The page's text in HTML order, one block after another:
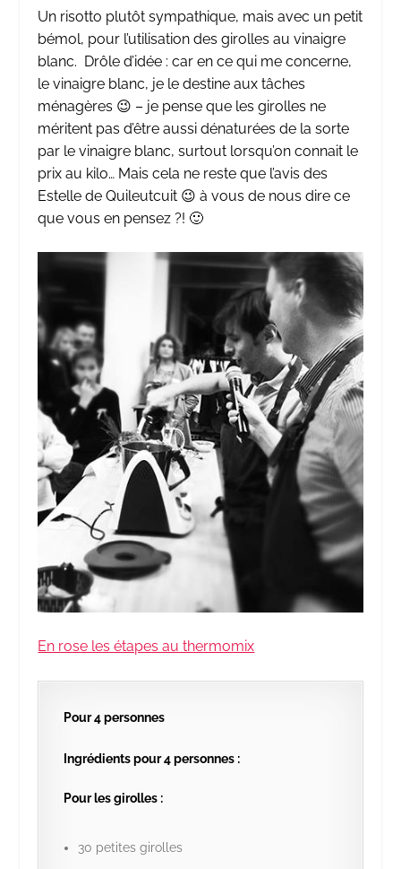
Un risotto plutôt sympathique, mais avec un petit
bémol, pour l’utilisation des girolles au vinaigre
blanc. Drôle d’idée : car en ce qui me concerne,
le vinaigre blanc, je le destine aux tâches
ménagères 😉 – je pense que les girolles ne
méritent pas d’être aussi dénaturées de la sorte
par le vinaigre blanc, surtout lorsqu’on connait le
prix au kilo… Mais cela ne reste que l’avis des
Estelle de Quileutcuit 😉 à vous de nous dire ce
que vous en pensez ?! 🙂
En rose les étapes au thermomix
Pour 4 personnes
Ingrédients pour 4 personnes :
Pour les girolles :
30 petites girolles